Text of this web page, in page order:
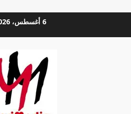
6 أغسطس، 2026